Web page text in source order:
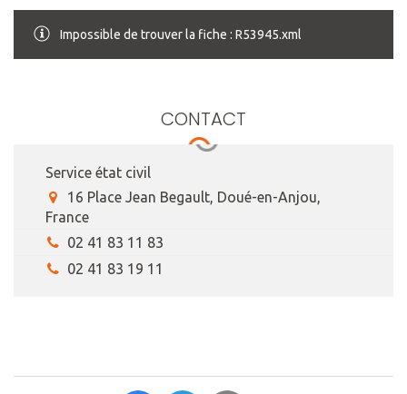
Impossible de trouver la fiche : R53945.xml
CONTACT
Service état civil
16 Place Jean Begault, Doué-en-Anjou,
France
02 41 83 11 83
02 41 83 19 11